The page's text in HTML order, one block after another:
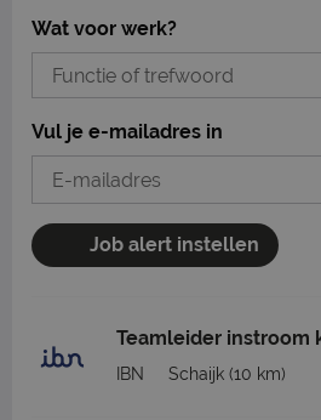
Wat voor werk?
Vul je e-mailadres in
Job alert instellen
Teamleider instroom
IBN Schaijk (10 km)